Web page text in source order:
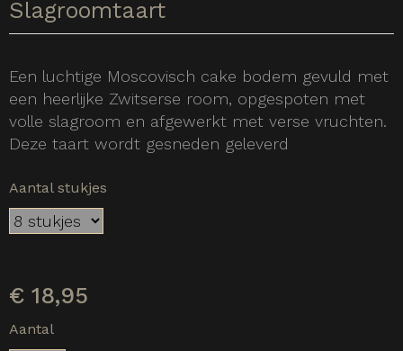
Slagroomtaart
Een luchtige Moscovisch cake bodem gevuld met
een heerlijke Zwitserse room, opgespoten met
volle slagroom en afgewerkt met verse vruchten.
Deze taart wordt gesneden geleverd
Aantal stukjes
€ 18,95
Aantal